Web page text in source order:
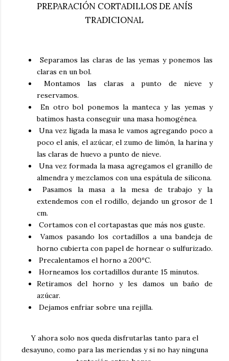
PREPARACIÓN CORTADILLOS DE ANÍS
TRADICIONAL
Separamos las claras de las yemas y ponemos las
claras en un bol.
Montamos las claras a punto de nieve y
reservamos.
En otro bol ponemos la manteca y las yemas y
batimos hasta conseguir una masa homogénea.
Una vez ligada la masa le vamos agregando poco a
poco el anís, el azúcar, el zumo de limón, la harina y
las claras de huevo a punto de nieve.
Una vez formada la masa agregamos el granillo de
almendra y mezclamos con una espátula de silicona.
Pasamos la masa a la mesa de trabajo y la
extendemos con el rodillo, dejando un grosor de 1
cm.
Cortamos con el cortapastas que más nos guste.
Vamos pasando los cortadillos a una bandeja de
horno cubierta con papel de hornear o sulfurizado.
Precalentamos el horno a 200ºC.
Horneamos los cortadillos durante 15 minutos.
Retiramos del horno y les damos un baño de
azúcar.
Dejamos enfriar sobre una rejilla.
Y ahora solo nos queda disfrutarlas tanto para el
desayuno, como para las meriendas y si no hay ninguna